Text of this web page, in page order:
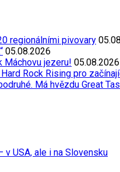
regionálními pivovary
05.08.2026
Máchovu jezeru! 05.08.2026
Rock Rising pro
Má hvězdu Great
USA, ale i na Slovensku